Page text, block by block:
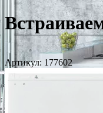
Артикул: 177602